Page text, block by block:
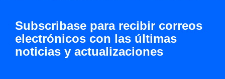
Subscribase para recibir correos
electrónicos con las últimas
noticias y actualizaciones